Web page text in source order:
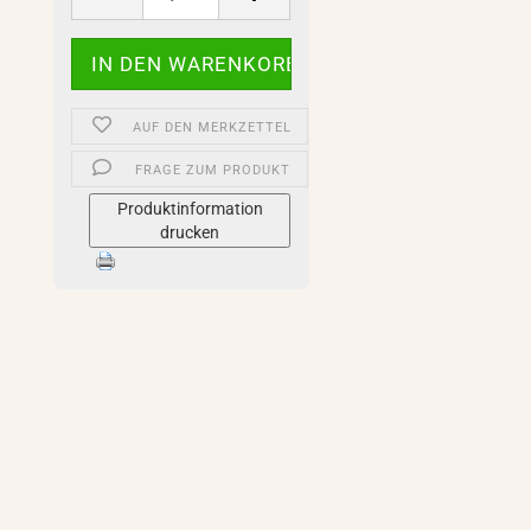
AUF DEN MERKZETTEL
FRAGE ZUM PRODUKT
Produktinformation
drucken